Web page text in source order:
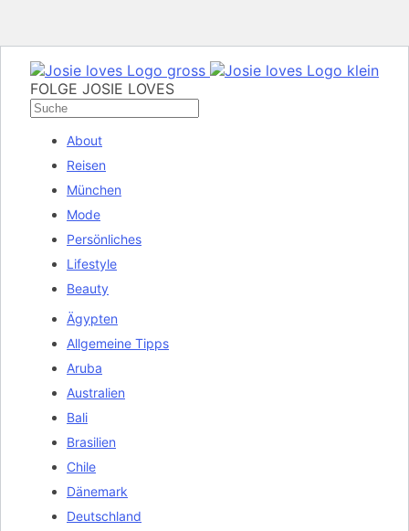
FOLGE JOSIE LOVES
About
Reisen
München
Mode
Persönliches
Lifestyle
Beauty
Ägypten
Allgemeine Tipps
Aruba
Australien
Bali
Brasilien
Chile
Dänemark
Deutschland